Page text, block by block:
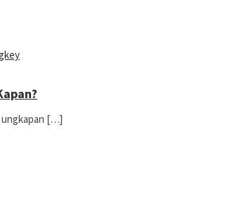
ungkapan […]